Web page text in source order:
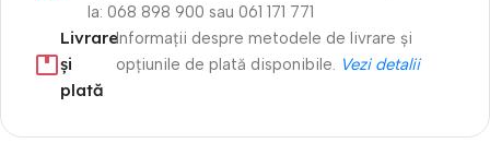
la: 068 898 900 sau 061 171 771
Livrare
și
plată
Informații despre metodele de livrare și
opțiunile de plată disponibile. Vezi detalii